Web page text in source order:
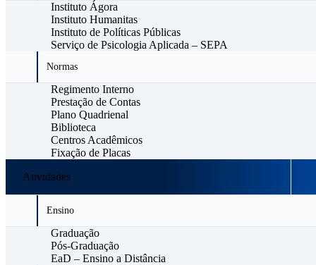
Instituto Ágora
Instituto Humanitas
Instituto de Políticas Públicas
Serviço de Psicologia Aplicada – SEPA
Normas
Regimento Interno
Prestação de Contas
Plano Quadrienal
Biblioteca
Centros Acadêmicos
Fixação de Placas
Atividades
Ensino
Graduação
Pós-Graduação
EaD – Ensino a Distância